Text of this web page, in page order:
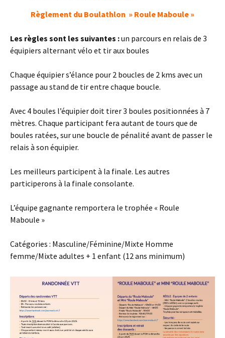
Règlement du Boulathlon » Roule Maboule »
Les règles sont les suivantes :un parcours en relais de 3
équipiers alternant vélo et tir aux boules
Chaque équipier s’élance pour 2 boucles de 2 kms avec un
passage au stand de tir entre chaque boucle.
Avec 4 boules l’équipier doit tirer 3 boules positionnées à 7
mètres. Chaque participant fera autant de tours que de
boules ratées, sur une boucle de pénalité avant de passer le
relais à son équipier.
Les meilleurs participent à la finale. Les autres
participerons à la finale consolante.
L’équipe gagnante remportera le trophée « Roule
Maboule »
Catégories : Masculine/Féminine/Mixte Homme
femme/Mixte adultes + 1 enfant (12 ans minimum)